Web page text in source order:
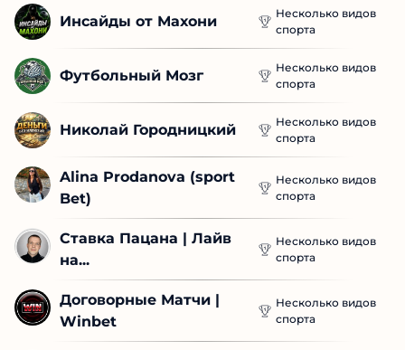
Инсайды от Махони
Несколько видов
спорта
Футбольный Мозг
Несколько видов
спорта
Николай Городницкий
Несколько видов
спорта
Alina Prodanova (sport
Bet)
Несколько видов
спорта
Ставка Пацана | Лайв
на...
Несколько видов
спорта
Договорные Матчи |
Winbet
Несколько видов
спорта